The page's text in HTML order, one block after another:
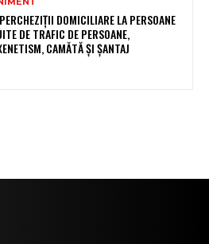
DOMICILIARE LA PERSOANE
DE TRAFIC DE PERSOANE,
CAMĂTĂ ŞI ŞANTAJ